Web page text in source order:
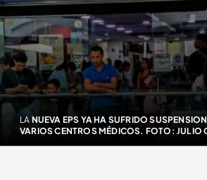
LA NUEVA EPS YA HA SUFRIDO
VARIOS CENTROS MÉDICOS. FOTO: JULIO